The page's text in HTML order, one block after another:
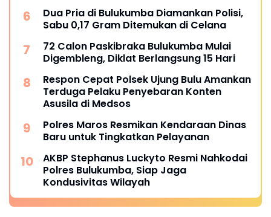
Dua Pria di Bulukumba Diamankan Polisi,
Sabu 0,17 Gram Ditemukan di Celana
72 Calon Paskibraka Bulukumba Mulai
Digembleng, Diklat Berlangsung 15 Hari
Respon Cepat Polsek Ujung Bulu Amankan
Terduga Pelaku Penyebaran Konten
Asusila di Medsos
Polres Maros Resmikan Kendaraan Dinas
Baru untuk Tingkatkan Pelayanan
AKBP Stephanus Luckyto Resmi Nahkodai
Polres Bulukumba, Siap Jaga
Kondusivitas Wilayah